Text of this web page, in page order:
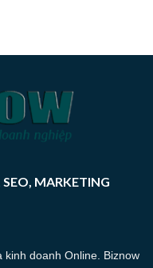
MARKETING
kinh doanh Online. Biznow